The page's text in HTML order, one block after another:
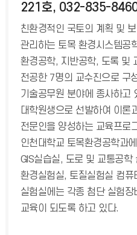
221호, 032-835-
친환경적인 국토의 계획 및
관리하는 토목 환경시스템공
환경공학, 지반공학, 도록 및
전공한 7명의 교수진으로 구
기술공무원 분야에 종사하고
대학원생으로 선발하여 이론
전문인을 양성하는 교육프로
인천대학교 토목환경공학과
GIS실습실, 도로 및 교통공학
환경실험실, 토질실험실 컴
실험실에는 각종 첨단 실험
교육이 되도록 하고 있다.